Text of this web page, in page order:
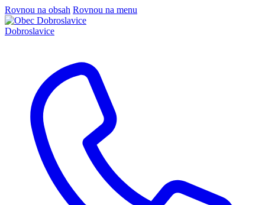
Rovnou na obsah Rovnou na menu
Dobroslavice